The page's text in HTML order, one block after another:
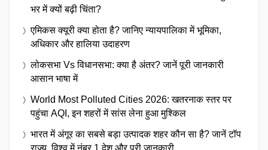
भर में क्यों बढ़ी चिंता?
एमिकस क्यूरी क्या होता है? जानिए न्यायपालिका में भूमिका,
अधिकार और हालिया उदाहरण
लोकसभा Vs विधानसभा: क्या है अंतर? जानें पूरी जानकारी
आसान भाषा में
World Most Polluted Cities 2026: खतरनाक स्तर पर
पहुंचा AQI, इन शहरों में सांस लेना हुआ मुश्किल
भारत में अंगूर का सबसे बड़ा उत्पादक शहर कौन सा है? जानें टॉप
राज्य, विश्व में नंबर 1 देश और पूरी जानकारी